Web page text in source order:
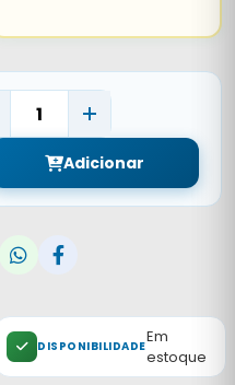
Adicionar
DISPONIBILIDADEEm
estoque